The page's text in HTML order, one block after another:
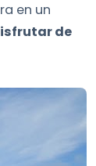
en un
de